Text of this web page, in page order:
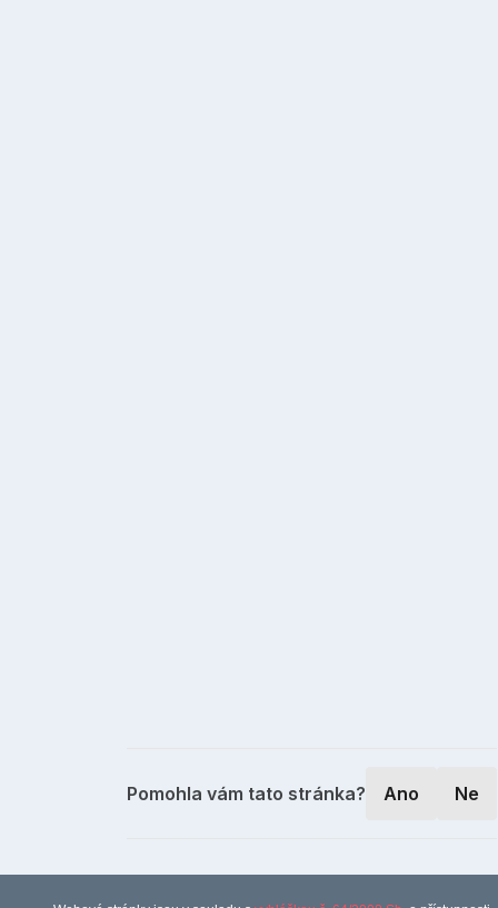
Pomohla vám tato stránka? Ano Ne